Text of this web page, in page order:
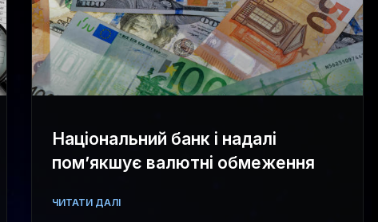
Національний банк і надалі
пом’якшує валютні обмеження
ЧИТАТИ ДАЛІ